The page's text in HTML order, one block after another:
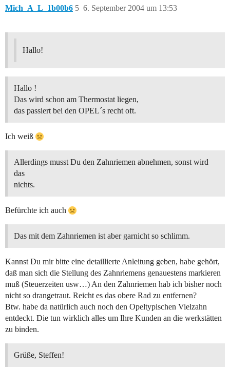
Mich_A_L_1b00b6 6. September 2004 um 13:53
5
Hallo!
Hallo !
Das wird schon am Thermostat liegen,
das passiert bei den OPEL´s recht oft.
Ich weiß
Allerdings musst Du den Zahnriemen abnehmen, sonst wird
das
nichts.
Befürchte ich auch
Das mit dem Zahnriemen ist aber garnicht so schlimm.
Kannst Du mir bitte eine detaillierte Anleitung geben, habe gehört,
daß man sich die Stellung des Zahnriemens genauestens markieren
muß (Steuerzeiten usw…) An den Zahnriemen hab ich bisher noch
nicht so drangetraut. Reicht es das obere Rad zu entfernen?
Btw. habe da natürlich auch noch den Opeltypischen Vielzahn
entdeckt. Die tun wirklich alles um Ihre Kunden an die werkstätten
zu binden.
Grüße, Steffen!